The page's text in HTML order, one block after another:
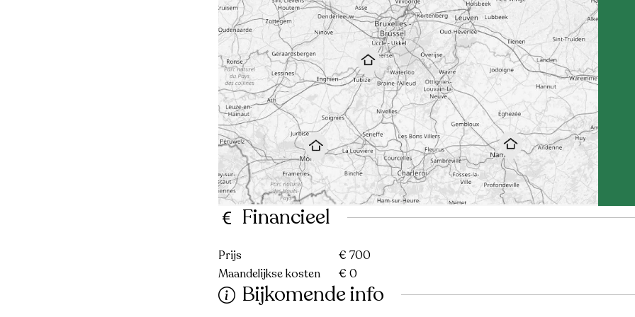
Financieel
Prijs
€ 700
Maandelijkse kosten
€ 0
Bijkomende info